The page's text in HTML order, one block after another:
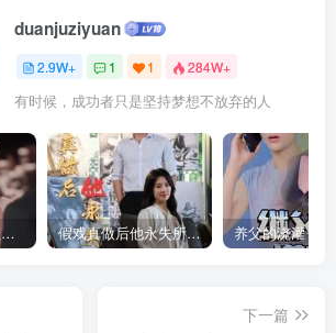
duanjuziyuan
2.9W+ 1 1 284W+
有时候，成功者只是坚持梦想不放弃的人
免费短剧：余茵 短剧 16部合集 假戏真做后他永失所爱（60集）程澄＆杨珞仟
下一篇